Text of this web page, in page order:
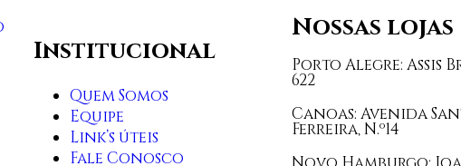
Institucional
Quem Somos
Equipe
Link’s úteis
Fale Conosco
Nossas lojas
Porto Alegre: Assis
622
Canoas: Avenida
Ferreira, N.º14